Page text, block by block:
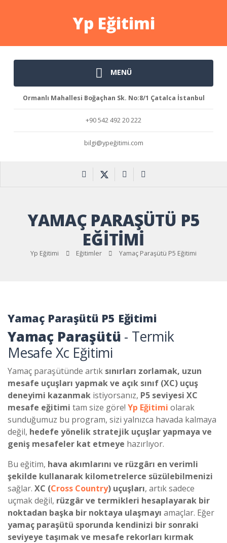
Yp Eğitimi
MENÜ
Ormanlı Mahallesi Boğaçhan Sk. No:8/1 Çatalca İstanbul
+90 542 492 20 222
bilgi@ypeğitimi.com
YAMAÇ PARAŞÜTÜ P5
EĞITIMI
Yp Eğitimi Eğitimler Yamaç Paraşütü P5 Eğitimi
Yamaç Paraşütü P5 Eğitimi
Yamaç Paraşütü - Termik
Mesafe Xc Eğitimi
Yamaç paraşütünde artık sınırları zorlamak, uzun
mesafe uçuşları yapmak ve açık sınıf (XC) uçuş
deneyimi kazanmak istiyorsanız, P5 seviyesi XC
mesafe eğitimi tam size göre! Yp Eğitimi olarak
sunduğumuz bu program, sizi yalnızca havada kalmaya
değil, hedefe yönelik stratejik uçuşlar yapmaya ve
geniş mesafeler kat etmeye hazırlıyor.
Bu eğitim, hava akımlarını ve rüzgârı en verimli
şekilde kullanarak kilometrelerce süzülebilmenizi
sağlar. XC (Cross Country) uçuşları, artık sadece
uçmak değil, rüzgâr ve termikleri hesaplayarak bir
noktadan başka bir noktaya ulaşmayı amaçlar. Eğer
yamaç paraşütü sporunda kendinizi bir sonraki
seviyeye taşımak ve mesafe rekorları kırmak